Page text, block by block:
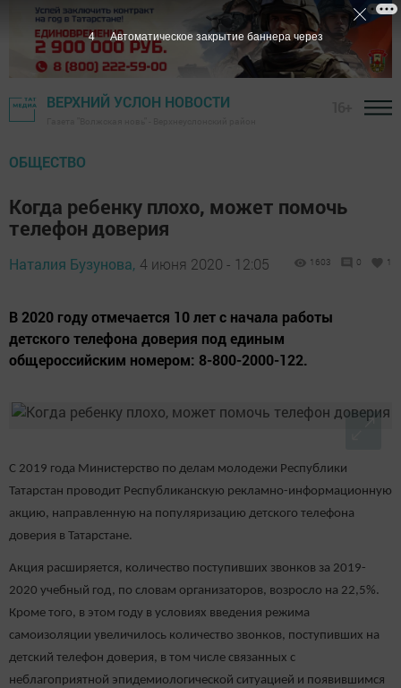
ВЕРХНИЙ УСЛОН НОВОСТИ
ОБЩЕСТВО
Когда ребенку плохо, может помочь
телефон доверия
Наталия Бузунова, 4 июня 2020 - 12:05 1603 0 1
В 2020 году отмечается 10 лет с начала работы
детского телефона доверия под единым
общероссийским номером: 8-800-2000-122.
С 2019 года Министерство по делам молодежи Республики
Татарстан проводит Республиканскую рекламно-информационную
акцию, направленную на популяризацию детского телефона
доверия в Татарстане.
Акция расширяется, количество поступивших звонков за 2019-
2020 учебный год, по словам организаторов, возросло на 22,5%.
Кроме того, в этом году в условиях введения режима
самоизоляции увеличилось количество звонков, поступивших на
детский телефон доверия, в том числе связанных с
неблагоприятной эпидемиологической ситуацией и появившимся
4 Автоматическое закрытие баннера через